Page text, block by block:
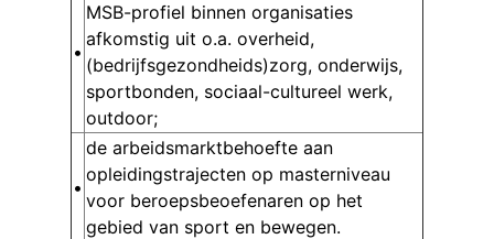
•
MSB-profiel binnen organisaties
afkomstig uit o.a. overheid,
(bedrijfsgezondheids)zorg, onderwijs,
sportbonden, sociaal-cultureel werk,
outdoor;
•
de arbeidsmarktbehoefte aan
opleidingstrajecten op masterniveau
voor beroepsbeoefenaren op het
gebied van sport en bewegen.